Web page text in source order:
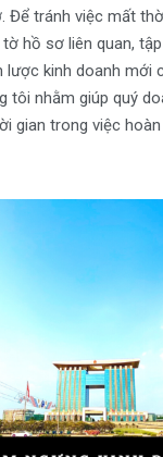
Để tránh việc mất
hồ sơ liên quan,
lược kinh doanh mới
tôi nhằm giúp quý
gian trong việc